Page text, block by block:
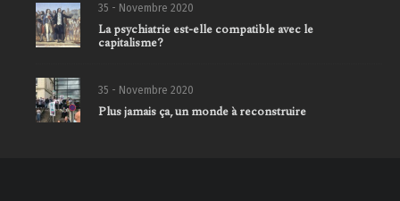
35 - Novembre 2020
La psychiatrie est-elle compatible avec le
capitalisme?
35 - Novembre 2020
Plus jamais ça, un monde à reconstruire